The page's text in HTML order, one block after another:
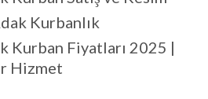
Kurbanlık
Kurban Fiyatları 2025 |
Hizmet